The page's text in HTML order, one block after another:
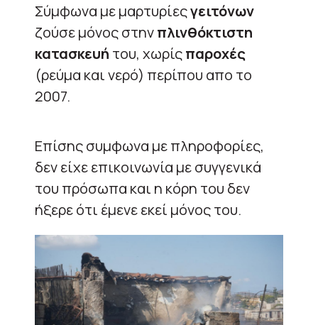
Σύμφωνα με μαρτυρίεςγειτόνων
ζούσε μόνος στηνπλινθόκτιστη
κατασκευή του, χωρίςπαροχές
(ρεύμα και νερό) περίπου απο το
2007.
Επίσης συμφωνα με πληροφορίες,
δεν είχε επικοινωνία με συγγενικά
του πρόσωπα και η κόρη του δεν
ήξερε ότι έμενε εκεί μόνος του.